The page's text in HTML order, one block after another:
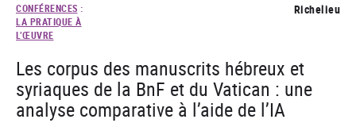
CONFÉRENCES :
LA PRATIQUE À
L’ŒUVRE
Richelieu
Les corpus des manuscrits hébreux et
syriaques de la BnF et du Vatican : une
analyse comparative à l’aide de l’IA